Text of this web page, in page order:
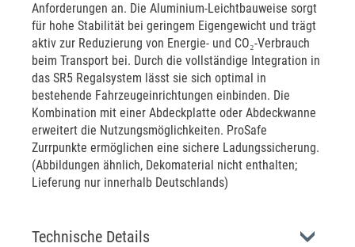
Anforderungen an. Die Aluminium-Leichtbauweise sorgt
für hohe Stabilität bei geringem Eigengewicht und trägt
aktiv zur Reduzierung von Energie- und CO₂-Verbrauch
beim Transport bei. Durch die vollständige Integration in
das SR5 Regalsystem lässt sie sich optimal in
bestehende Fahrzeugeinrichtungen einbinden. Die
Kombination mit einer Abdeckplatte oder Abdeckwanne
erweitert die Nutzungsmöglichkeiten. ProSafe
Zurrpunkte ermöglichen eine sichere Ladungssicherung.
(Abbildungen ähnlich, Dekomaterial nicht enthalten;
Lieferung nur innerhalb Deutschlands)
Technische Details